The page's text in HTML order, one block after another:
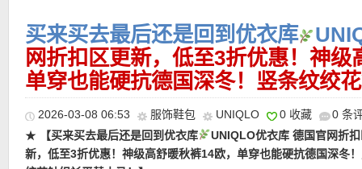
运费：德国境内每单3.95欧起，满80欧包邮！
买来买去最后还是回到优衣库
网折扣区更新，低至3折优惠！神级
单穿也能硬抗德国深冬！竖条纹绞
2026-03-08 06:53 服饰鞋包 UNIQLO 0 收藏
0 条
★
【买来买去最后还是回到优衣库
UNIQLO优衣库 德国官网折
新，低至3折优惠！神级高舒暖秋裤14欧，单穿也能硬抗德国深冬